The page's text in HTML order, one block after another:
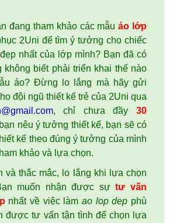
đang tham khảo các mẫuáo lớp
2Uni để tìm ý tưởng cho chiếc
nhất của lớp mình? Bạn đã có
biết phải triển khai thế nào
áo? Đừng lo lắng mà hãy gửi
đội ngũ thiết kế trẻ của 2Uni qua
, chỉ chưa đầy30
nêu ý tưởng thiết kế, bạn sẽ có
kế theo đúng ý tưởng của mình
khảo và lựa chọn.
và thắc mắc, lo lắng khi lựa chọn
muốn nhận được sựtư vấn
nhất về việc làmao lop dep phù
được tư vấn tận tình để chọn lựa